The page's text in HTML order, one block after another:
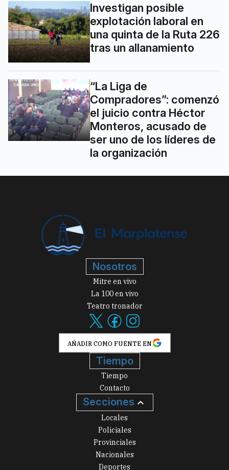
Investigan posible
explotación laboral en
una quinta de la Ruta 226
tras un allanamiento
“La Liga de
Compradores”: comenzó
el juicio contra Héctor
Monteros, acusado de
ser uno de los líderes de
la organización
Nosotros
Mitre en vivo
La 100 en vivo
Teatro tronador
AÑADIR COMO FUENTE EN
Tiempo
Tiempo
Contacto
Secciones
Locales
Policiales
Provinciales
Nacionales
Deportes